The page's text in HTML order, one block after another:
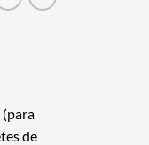
(para
de